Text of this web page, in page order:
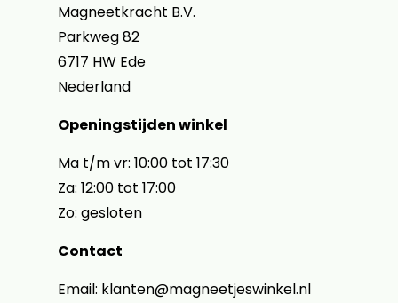
Magneetkracht B.V.
Parkweg 82
6717 HW Ede
Nederland
Openingstijden winkel
Ma t/m vr: 10:00 tot 17:30
Za: 12:00 tot 17:00
Zo: gesloten
Contact
Email: klanten@magneetjeswinkel.nl